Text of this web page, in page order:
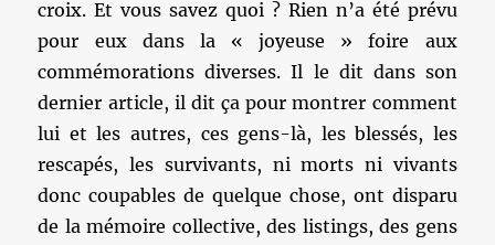
croix. Et vous savez quoi ? Rien n’a été prévu
pour eux dans la « joyeuse » foire aux
commémorations diverses. Il le dit dans son
dernier article, il dit ça pour montrer comment
lui et les autres, ces gens-là, les blessés, les
rescapés, les survivants, ni morts ni vivants
donc coupables de quelque chose, ont disparu
de la mémoire collective, des listings, des gens